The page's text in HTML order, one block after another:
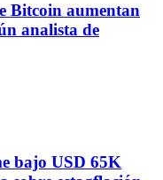
Bitcoin aumentan
analista de
bajo USD 65K